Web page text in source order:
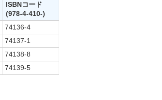
ISBNコード
(978-4-410-)
74136-4
74137-1
74138-8
74139-5